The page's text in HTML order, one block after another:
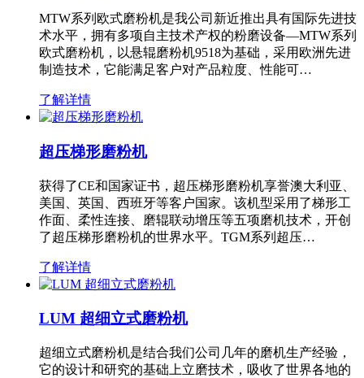
MTW系列欧式磨粉机是我公司新近推出具有国际先进技
术水平，拥有多项自主技术产权的粉磨设备—MTW系列
欧式磨粉机，以悬辊磨粉机9518为基础，采用欧洲先进
制造技术，它能满足客户对产品粒度、性能可…
了解详情
超压梯形磨粉机
获得了CE和国家证书，超压梯形磨粉机享誉澳大利亚、
美国、英国、西班牙等客户国家。该机型采用了梯形工
作面、柔性连接、磨辊联动增压等五项磨机技术，开创
了超压梯形磨粉机的世界水平。TGM系列超压…
了解详情
LUM 超细立式磨粉机
超细立式磨粉机是结合我们公司几年的磨机生产经验，
它的设计和研究的基础上立磨技术，吸收了世界各地的